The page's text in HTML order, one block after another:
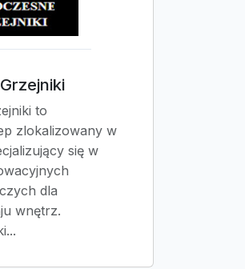
to
zlokalizowany w
się w
dla
wnętrz.